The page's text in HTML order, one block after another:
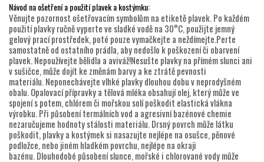
Návod na ošetření a použití plavek a kostýmku:
Věnujte pozornost ošetřovacím symbolům na etiketě plavek. Po každém
použití plavky ručně vyperte ve sladké vodě na 30°C, použijte jemný
gelový prací prostředek, poté pouze vymačkejte a neždímejte.Perte
samostatně od ostatního prádla, aby nedošlo k poškození či obarvení
plavek. Nepoužívejte bělidla a aviváž!Nesušte plavky na přímém slunci ani
v sušičce, může dojít ke změnám barvy a ke ztrátě pevnosti
materiálu. Neponechávejte vlhké plavky dlouhou dobu v neprodyšném
obalu. Opalovací přípravky a tělová mléka obsahují olej, který může ve
spojení s potem, chlórem či mořskou solí poškodit elastická vlákna
výrobku. Při působení termálních vod a agresivní bazénové chemie
nezaručujeme hodnoty stálosti materiálu. Drsný povrch může látku
poškodit, plavky a kostýmek si nasazujte nejlépe na osušce, pěnové
podložce, nebo jiném hladkém povrchu, nejlépe na okraji
bazénu. Dlouhodobé působení slunce, mořské i chlorované vody může